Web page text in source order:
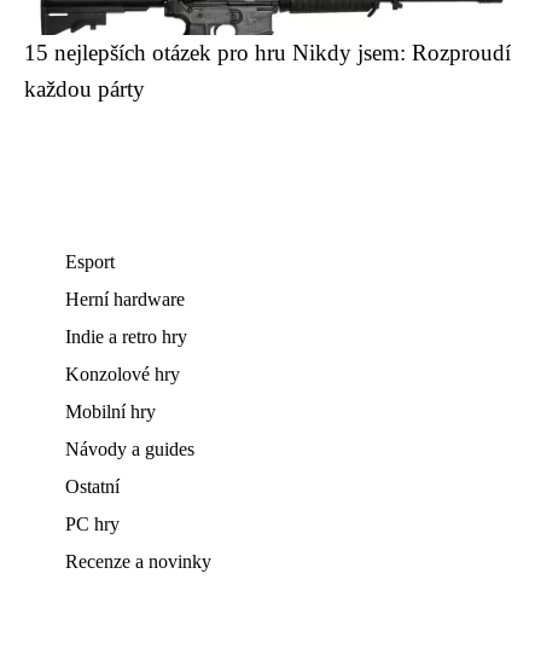
15 nejlepších otázek pro hru Nikdy jsem: Rozproudí
každou párty
Esport
Herní hardware
Indie a retro hry
Konzolové hry
Mobilní hry
Návody a guides
Ostatní
PC hry
Recenze a novinky